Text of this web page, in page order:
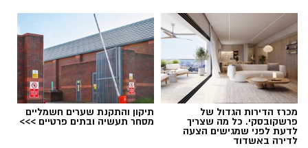
מכרז הדירות הגדול של
פרשקובסקי. כל מה שצריך
לדעת לפני שמגישים הצעה
לדירה באשדוד
תיקון והתקנת שערים חשמליים
מסחר תעשיה ובתים פרטיים >>>